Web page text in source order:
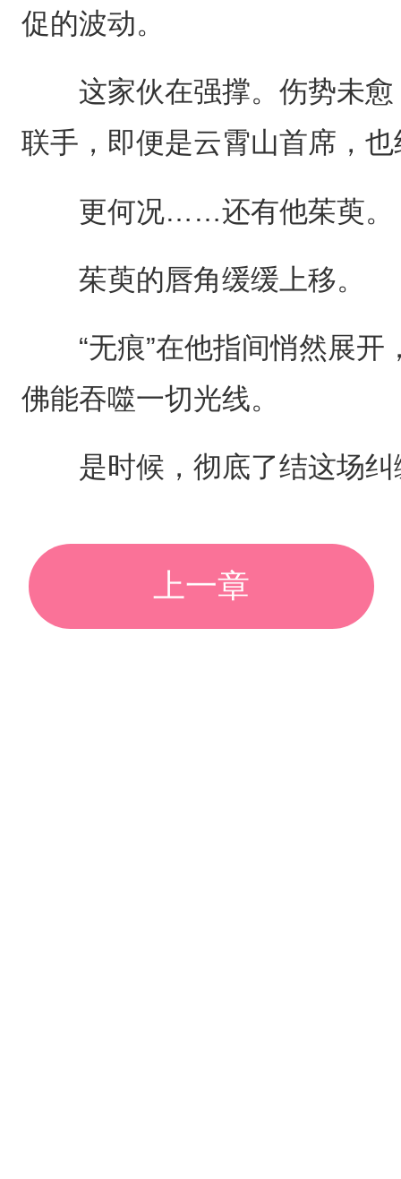
促的波动。
这家伙在强撑。伤势未愈
联手，即便是云霄山首席，
更何况……还有他茱萸。
茱萸的唇角缓缓上移。
“无痕”在他指间悄然展开
佛能吞噬一切光线。
是时候，彻底了结这场纠
上一章